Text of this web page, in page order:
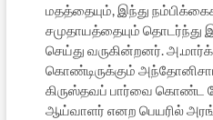
மதத்தையும், இந்து
சமுதாயத்தையும் தொடர்ந்து
செய்து வருகின்றனர்.
கொண்டிருக்கும்
கிருஸ்தவப் பார்வை கொண்ட
ஆய்வாளர் எனற பெயரில்